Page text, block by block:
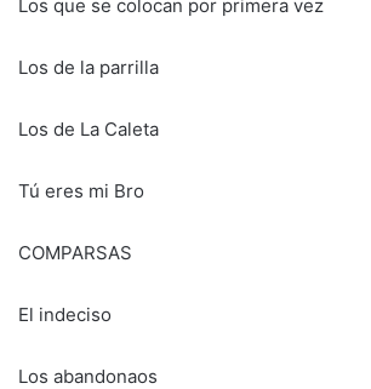
Los que se colocan por primera vez
Los de la parrilla
Los de La Caleta
Tú eres mi Bro
COMPARSAS
El indeciso
Los abandonaos